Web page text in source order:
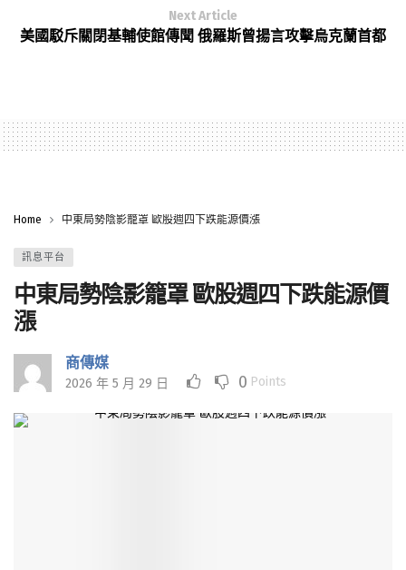
Next Article
美國駁斥關閉基輔使館傳聞 俄羅斯曾揚言攻擊烏克蘭首都
Home 中東局勢陰影籠罩 歐股週四下跌能源價漲
訊息平台
中東局勢陰影籠罩 歐股週四下跌能源價
漲
商傳媒
2026 年 5 月 29 日 0 Points